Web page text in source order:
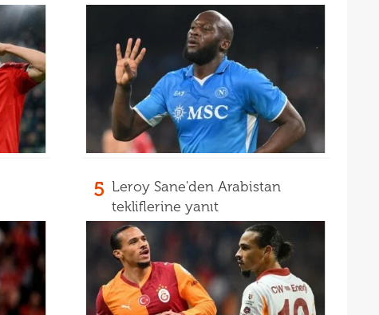
5 Leroy Sane'den Arabistan
tekliflerine yanıt